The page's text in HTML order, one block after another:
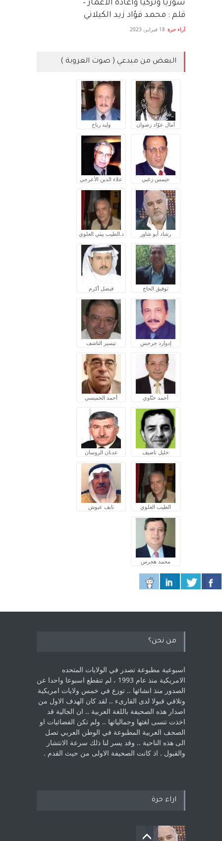
سوريا وتركيا واعادة الاعمار –
قلم : محمد فؤاد زيد الكيلاني
آراء حرة 18 فبراير، 2023
البعض من مبدعي ( صوت العروبة )
آمال عوّاد رضوان وليد رباح
جيمس زغبي علاء الدين الأعرجي
رشاد أبو شاور د.الطيب بيتي العلوي
توفيق الحاج فيصل أكرم
إدوارد جرجس تيسير الناشف
أحمد ختّاوي أحمد الخميسي
خليل ناصيف عدنان الروسان
الطيب العلوي نايف عبوش
محمد هجرس
من نحن؟
اسبوعية مطبوعة تصدر في الولايات المتحده
الامريكية منذ عام 1993 ، لم ‏تنقطع اسبوعا واحدا عن
الصدور منذ انشائها .. توزع في خمس ولايات امريكية
‏وتلاقي قبولا لدى القارىء ..‏ لقد كان الهدف الاول من
اصدار هذه الصحيفة باللغة العربية .. ان الجالية قد
اخذت ‏تنسى لغتها وجمالياتها .. ولم تكن الفضائيات او
الصحف العربية المطبوعة في الوطن ‏العربي تصل
الى هذه الناحية .. وقد يسر لنا ذلك سرعة الانتشار
والقبول . اذ كانت ‏الصحيفة الاولى من حيث القدم . ‏
اراء حرة